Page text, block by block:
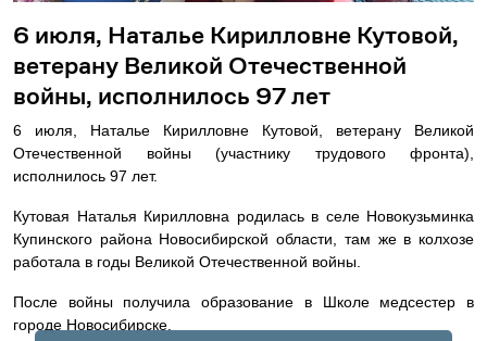
6 июля, Наталье Кирилловне Кутовой,
ветерану Великой Отечественной
войны, исполнилось 97 лет
6 июля, Наталье Кирилловне Кутовой, ветерану Великой
Отечественной войны (участнику трудового фронта),
исполнилось 97 лет.
Кутовая Наталья Кирилловна родилась в селе Новокузьминка
Купинского района Новосибирской области, там же в колхозе
работала в годы Великой Отечественной войны.
После войны получила образование в Школе медсестер в
городе Новосибирске.